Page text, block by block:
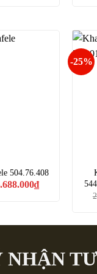
504.76.408
₫Giá
hiện
-25%